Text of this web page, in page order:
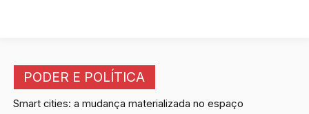
PODER E POLÍTICA
Smart cities: a mudança materializada no espaço